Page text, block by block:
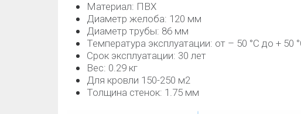
Материал: ПВХ
Диаметр желоба: 120 мм
Диаметр трубы: 86 мм
Температура эксплуатации: от – 50 °C до + 50
Срок эксплуатации: 30 лет
Вес: 0.29 кг
Для кровли 150-250 м2
Толщина стенок: 1.75 мм